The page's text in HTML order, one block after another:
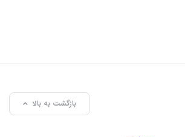
بازگشت به بالا